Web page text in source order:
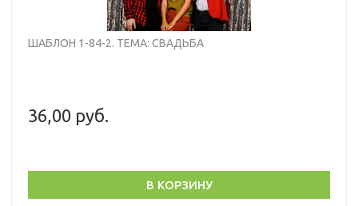
ШАБЛОН 1-84-2. ТЕМА: СВАДЬБА
36,00 руб.
В КОРЗИНУ